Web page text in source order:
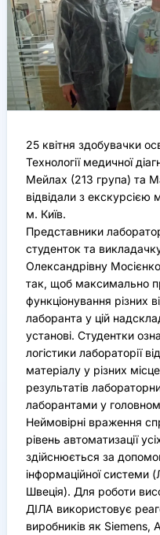
25 квітня здобувачки
Технології медичної
Мейлах (213 група) та
відвідали з
м. Київ.
Представники
студенток та
Олександрівну
так, щоб максимально
функціонування різних
лаборанта у цій
установі. Студентки
логістики лабораторії
матеріалу у різних
результатів
лаборантами у
Неймовірні враження
рівень автоматизації
здійснюється за
інформаційної системи
Швеція). Для роботи
ДІЛА використовує
виробників як Siemens,